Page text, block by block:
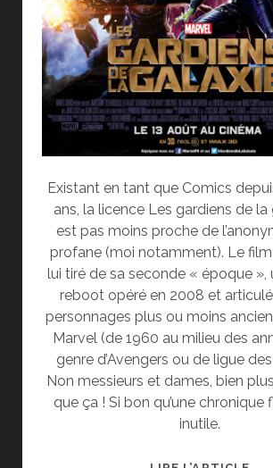
Existant en tant que Comics
ans, la licence Les gardiens de la
est pas moins proche de
profane (moi notamment). Le
lui tiré de sa seconde « époque »,
reboot opéré en 2008 et
personnages plus ou moins
Marvel (de 1960 au milieu des
genre d’Avengers ou de ligue
Non messieurs et dames, bien
que ça ! Si bon qu’une chronique
inutile.